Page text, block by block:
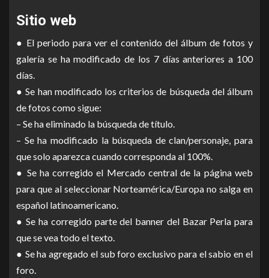
Sitio web
● El periodo para ver el contenido del álbum de fotos y
galería se ha modificado de los 7 días anteriores a 100
días.
● Se han modificado los criterios de búsqueda del álbum
de fotos como sigue:
– Se ha eliminado la búsqueda de título.
– Se ha modificado la búsqueda de clan/personaje, para
que solo aparezca cuando corresponda al 100%.
● Se ha corregido el Mercado central de la página web
para que al seleccionar Norteamérica/Europa no salga en
español latinoamericano.
● Se ha corregido parte del banner del Bazar Perla para
que se vea todo el texto.
● Se ha agregado el sub foro exclusivo para el sabio en el
foro.